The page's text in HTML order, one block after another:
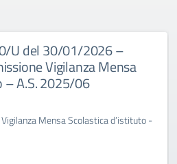
U del 30/01/2026 –
Vigilanza Mensa
– A.S. 2025/06
Mensa Scolastica d’istituto -